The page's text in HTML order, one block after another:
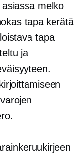
melko
tapa kerätä
tapa
ja